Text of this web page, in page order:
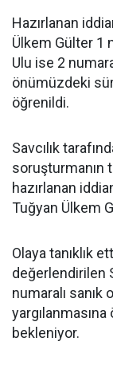
Hazırlanan
Ülkem Gülter 1
Ulu ise 2
önümüzdeki
öğrenildi.
Savcılık
soruşturmanın
hazırlanan
Tuğyan Ülkem
Olaya tanıklık
değerlendirilen
numaralı sanık
bekleniyor.